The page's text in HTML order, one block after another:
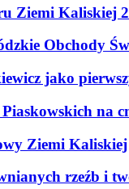
Ziemi Kaliskiej
Obchody
jako
na
Ziemi Kaliskiej
rzeźb i